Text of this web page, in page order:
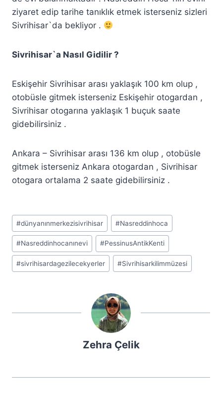
ziyaret edip tarihe tanıklık etmek isterseniz sizleri
Sivrihisar`da bekliyor .
Sivrihisar`a Nasıl Gidilir ?
Eskişehir Sivrihisar arası yaklaşık 100 km olup ,
otobüsle gitmek isterseniz Eskişehir otogardan ,
Sivrihisar otogarına yaklaşık 1 buçuk saate
gidebilirsiniz .
Ankara – Sivrihisar arası 136 km olup , otobüsle
gitmek isterseniz Ankara otogardan , Sivrihisar
otogara ortalama 2 saate gidebilirsiniz .
Post
Tags:
#dünyanınmerkezisivrihisar #Nasreddinhoca
#Nasreddinhocanınevi #PessinusAntikKenti
#sivrihisardagezilecekyerler #Sivrihisarkilimmüzesi
Zehra Çelik